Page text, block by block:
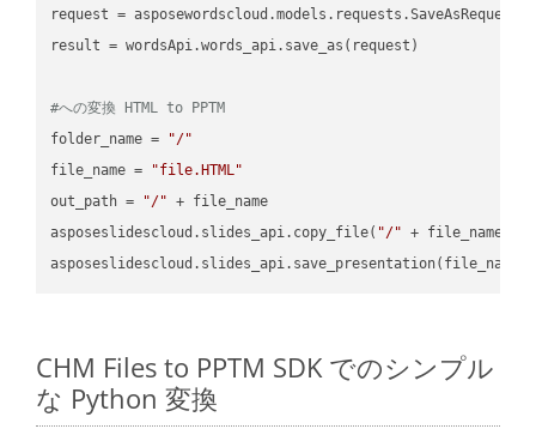
request =
result = wordsApi.words_api.save_as(request)
#への変換 HTML to PPTM
folder_name =
"/"
file_name =
"file.HTML"
out_path =
"/" + file_name
asposeslidescloud.slides_api.copy_file( "/" + file_name,
CHM Files to PPTM SDK でのシンプル
な Python 変換